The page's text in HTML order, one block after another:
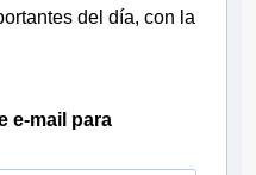
del día, con la
e-mail para